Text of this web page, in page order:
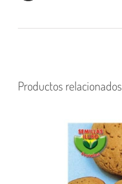
Productos relacionados